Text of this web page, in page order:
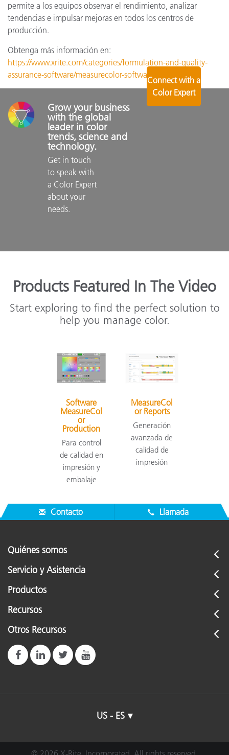
permite a los equipos observar el rendimiento, analizar
tendencias e impulsar mejoras en todos los centros de
producción.
Obtenga más información en:
https://www.xrite.com/categories/formulation-and-quality-
assurance-software/measurecolor-software
Grow your business
with the global
leader in color
trends, science and
technology.
Get in touch
to speak with
a Color Expert
about your
needs.
Connect with a
Color Expert
Products Featured In The Video
Start exploring to find the perfect solution to
help you manage color.
Software
MeasureCol
or
Production
Para control
de calidad en
impresión y
embalaje
MeasureCol
or Reports
Generación
avanzada de
calidad de
impresión
Contacto Llamada
Quiénes somos
Servicio y Asistencia
Productos
Recursos
Otros Recursos
US - ES